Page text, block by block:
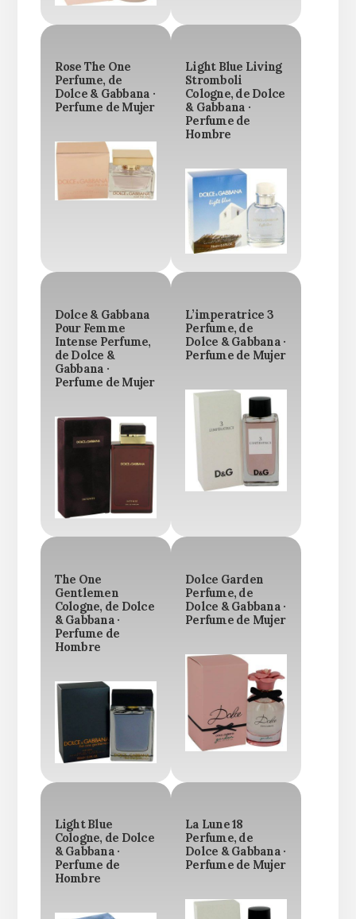
Rose The One
Perfume, de
Dolce & Gabbana ·
Perfume de Mujer
Light Blue Living
Stromboli
Cologne, de Dolce
& Gabbana ·
Perfume de
Hombre
Dolce & Gabbana
Pour Femme
Intense Perfume,
de Dolce &
Gabbana ·
Perfume de Mujer
L’imperatrice 3
Perfume, de
Dolce & Gabbana ·
Perfume de Mujer
The One
Gentlemen
Cologne, de Dolce
& Gabbana ·
Perfume de
Hombre
Dolce Garden
Perfume, de
Dolce & Gabbana ·
Perfume de Mujer
Light Blue
Cologne, de Dolce
& Gabbana ·
Perfume de
Hombre
La Lune 18
Perfume, de
Dolce & Gabbana ·
Perfume de Mujer